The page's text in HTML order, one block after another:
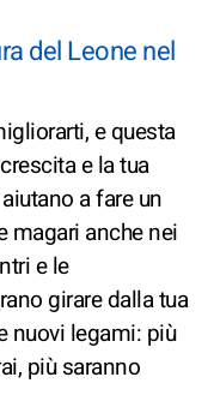
del Leone nel
e questa
e la tua
a fare un
magari anche nei
e le
girare dalla tua
nuovi legami: più
più saranno